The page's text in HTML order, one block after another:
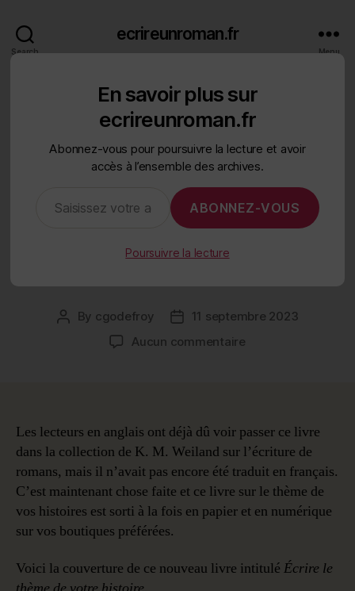
Search
ecrireunroman.fr
Menu
Categories
ÉCRIRE UN ROMAN THÈME
Nouveau livre de K.M.
Weiland : Trouvez et
exploitez comme un pro
le thème de votre
Post
By cgodefroy
Post11 septembre 2023
Aucun commentairesur
Weiland
:
et
exploitez
comme
le
Les lecteurs en anglais ont déjà dû voir passer ce livre
dans la collection de K. M. Weiland sur l’écriture de
romans, mais il n’avait pas encore été traduit en français.
C’est maintenant chose faite et ce livre sur le thème de
vos histoires est sorti à la fois en papier et en numérique
sur vos boutiques préférées.
Voici la couverture de ce nouveau livre intitulé Écrire le
En savoir plus sur
ecrireunroman.fr
Abonnez-vous pour poursuivre la lecture et avoir
accès à l’ensemble des archives.
ABONNEZ-VOUS
Poursuivre la lecture